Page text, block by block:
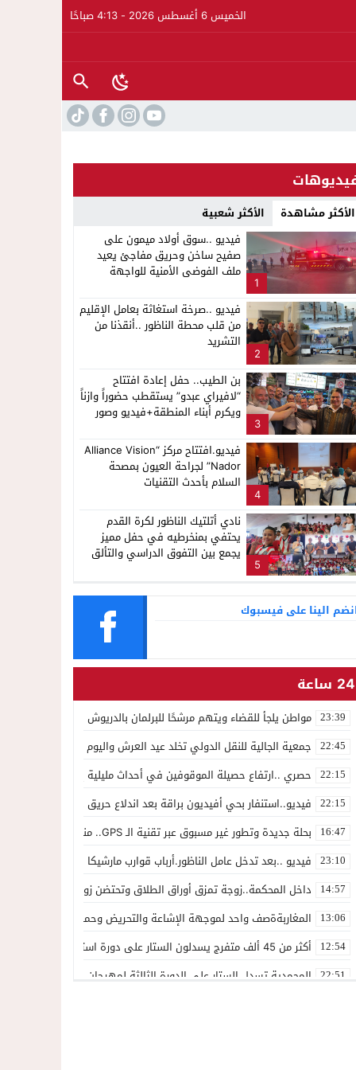
الخميس 6 أغسطس 2026 - 4:13 صباحًا
والتحريض وحملات التضليل
على الدورة الثالثة لمهرجان العيطة المرساوية
الأكثر مشاهدة الأكثر شعبية
1
فيديو ..سوق أولاد ميمون على
صفيح ساخن وحريق مفاجئ يعيد
ملف الفوضى الأمنية للواجهة
2
فيديو ..صرخة استغاثة بعامل الإقليم
من قلب محطة الناظور ..أنقذنا من
التشريد
3
بن الطيب.. حفل إعادة افتتاح
“لافيراي عبدو” يستقطب حضوراً وازناً
ويكرم أبناء المنطقة+فيديو وصور
4
فيديو.افتتاح مركز “Alliance Vision
Nador” لجراحة العيون بمصحة
السلام بأحدث التقنيات
5
نادي أتلتيك الناظور لكرة القدم
يحتفي بمنخرطيه في حفل مميز
يجمع بين التفوق الدراسي والتألق
الينا على فيسبوك
24 ساعة
23:39 مواطن يلجأ للقضاء ويتهم مرشحًا للبرلمان بالدريوش بالاستيلاء على 22 مليون سنتيم
22:45 جمعية الجالية للنقل الدولي تخلد عيد العرش واليوم الوطني للمهاجر
22:15 حصري ..ارتفاع حصيلة الموقوفين في أحداث مليلية إلى 82 شخصًا وتحقيقات تقود إلى متابعات جنائية ثقيلة
22:15 فيديو..استنفار بحي أفيديون براقة بعد اندلاع حريق داخل ضيعة فلاحية
16:47 بحلة جديدة وتطور غير مسبوق عبر تقنية الـ GPS.. منصة “مرحباناظور” تعزز مكانتها كوجهة أولى لسكان إقليمي الناظور والدريوش
23:10 فيديو ..بعد تدخل عامل الناظور.أرباب قوارب مارشيكا يعلقون احتجاجهم
14:57 داخل المحكمة..زوجة تمزق أوراق الطلاق وتحتضن زوجها في لحظة
13:06 المغاربةةصف واحد لموجهة الإشاعة والتحريض وحملات التضليل
12:54 أكثر من 45 ألف متفرج يسدلون الستار على دورة استثنائية للمهرجان المتوسطي بالناظور
22:51 المحمدية تسدل الستار على الدورة الثالثة لمهرجان العيطة المرساوية